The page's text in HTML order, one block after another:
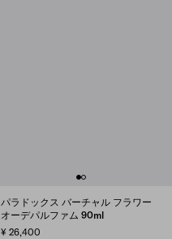
パラドックス バーチャル フラワー
オーデパルファム 90ml
¥ 26,400